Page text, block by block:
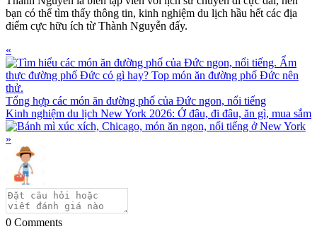
bạn có thể tìm thấy thông tin, kinh nghiệm du lịch hầu hết các địa
điểm cực hữu ích từ Thành Nguyễn đấy.
Previous
Post:
«
Tổng hợp các món ăn đường phố của Đức ngon, nổi tiếng
Next
Post:
Kinh nghiệm du lịch New York 2026: Ở đâu, đi đâu, ăn gì, mua sắm
»
0 Comments